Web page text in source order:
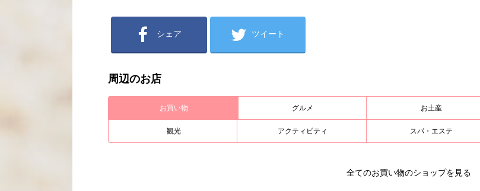
シェア ツイート
周辺のお店
お買い物 グルメ お土産
観光 アクティビティ スパ・エステ
全てのお買い物のショップを見る